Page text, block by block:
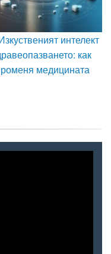
интелект
как
медицината